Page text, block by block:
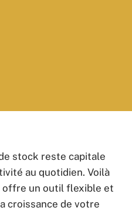
stock reste capitale
au quotidien. Voilà
offre un outil flexible et
croissance de votre